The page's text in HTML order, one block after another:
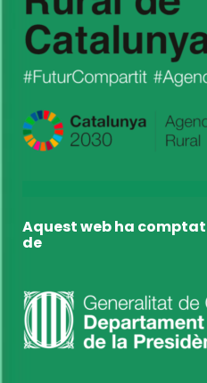
Aquest web ha
de